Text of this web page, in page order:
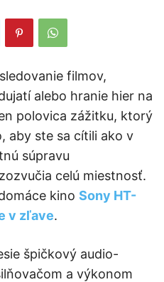
filmov,
alebo hranie hier na
polovica zážitku, ktorý
aby ste sa cítili ako v
súpravu
celú miestnosť.
kino Sony HT-
v zľave.
špičkový audio-
a výkonom